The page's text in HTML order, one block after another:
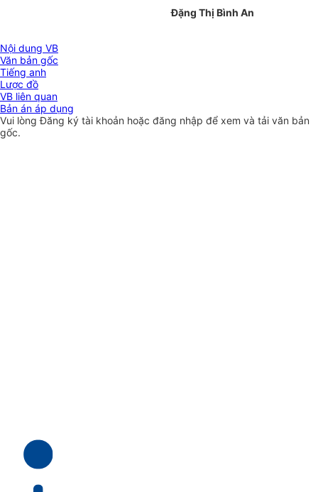
Đặng Thị Bình An
Nội dung VB
Văn bản gốc
Tiếng anh
Lược đồ
VB liên quan
Bản án áp dụng
Vui lòngĐăng ký tài khoản hoặc đăng nhập để xem và tải văn bản
gốc.